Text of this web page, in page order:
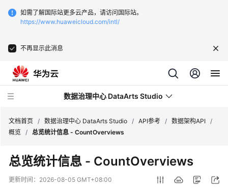
如需了解国际站更多云产品，请访问国际站。
https://www.huaweicloud.com/intl/
不再显示此消息
数据治理中心 DataArts Studio
最
新
动
文档首页 / 数据治理中心 DataArts Studio / API参考 / 数据架构API /
概览 / 总览统计信息 - CountOverviews
总览统计信息 - CountOverviews
更新时间： 2026-08-05 GMT+08:00